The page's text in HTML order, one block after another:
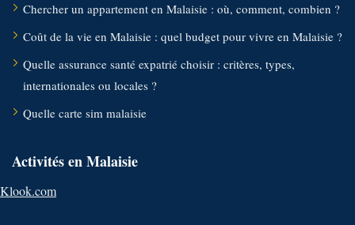
Chercher un appartement en Malaisie : où, comment, combien ?
Coût de la vie en Malaisie : quel budget pour vivre en Malaisie ?
Quelle assurance santé expatrié choisir : critères, types,
internationales ou locales ?
Quelle carte sim malaisie
Activités en Malaisie
Klook.com